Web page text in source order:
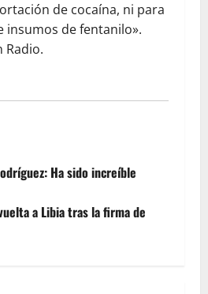
de cocaína, ni para
insumos de fentanilo».
Radio.
Ha sido increíble
a Libia tras la firma de